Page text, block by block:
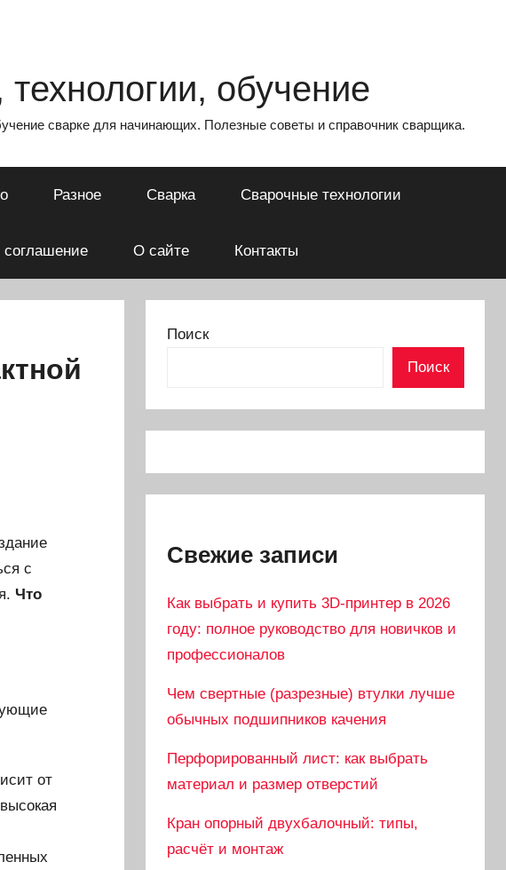
обучение
сварке для начинающих. Полезные советы и справочник сварщика.
Разное Сварка Сварочные технологии
соглашение О сайте Контакты
с
Что
от
Поиск
Поиск
Свежие записи
Как выбрать и купить 3D-принтер в 2026
году: полное руководство для новичков и
профессионалов
Чем свертные (разрезные) втулки лучше
обычных подшипников качения
Перфорированный лист: как выбрать
материал и размер отверстий
Кран опорный двухбалочный: типы,
расчёт и монтаж